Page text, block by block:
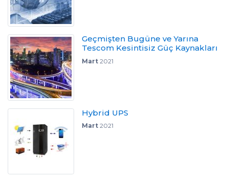
Geçmişten Bugüne ve Yarına
Tescom Kesintisiz Güç Kaynakları
Mart2021
Hybrid UPS
Mart2021